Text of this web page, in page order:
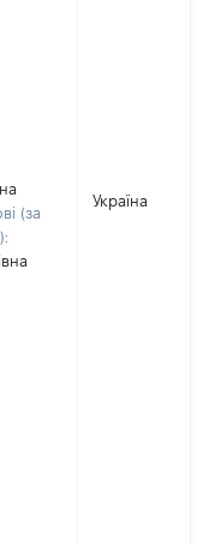
(за
Україна